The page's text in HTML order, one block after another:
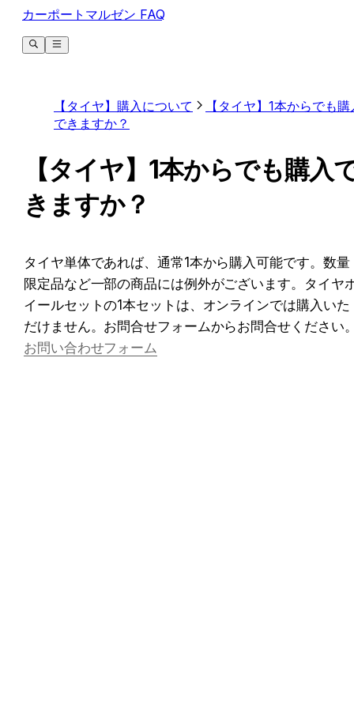
カーポートマルゼン FAQ
【タイヤ】購入について
【タイヤ】1本からでも購
できますか？
【タイヤ】1本からでも購入
きますか？
タイヤ単体であれば、通常1本から購入可能です。数量
限定品など一部の商品には例外がございます。タイヤ
イールセットの1本セットは、オンラインでは購入いた
だけません。お問合せフォームからお問合せください
お問い合わせフォーム